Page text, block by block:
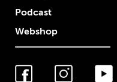
Podcast
Webshop